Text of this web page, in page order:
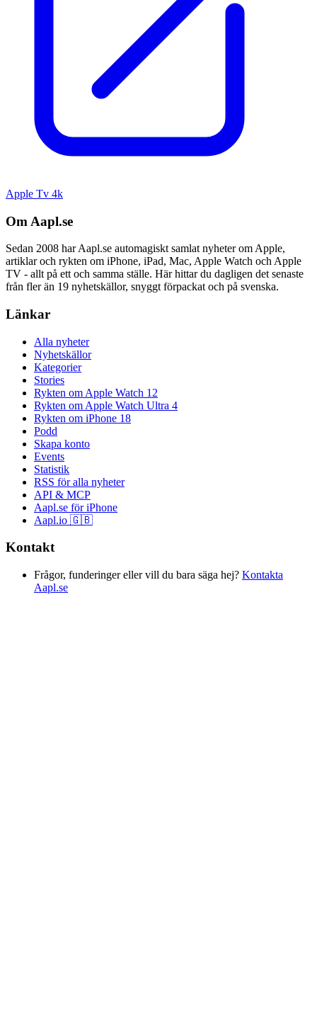
Apple Tv 4k
Om Aapl.se
Sedan 2008 har Aapl.se automagiskt samlat nyheter om Apple,
artiklar och rykten om iPhone, iPad, Mac, Apple Watch och Apple
TV - allt på ett och samma ställe. Här hittar du dagligen det senaste
från fler än 19 nyhetskällor, snyggt förpackat och på svenska.
Länkar
Alla nyheter
Nyhetskällor
Kategorier
Stories
Rykten om Apple Watch 12
Rykten om Apple Watch Ultra 4
Rykten om iPhone 18
Podd
Skapa konto
Events
Statistik
RSS för alla nyheter
API & MCP
Aapl.se för iPhone
Aapl.io 🇬🇧
Kontakt
Frågor, funderinger eller vill du bara säga hej? Kontakta
Aapl.se